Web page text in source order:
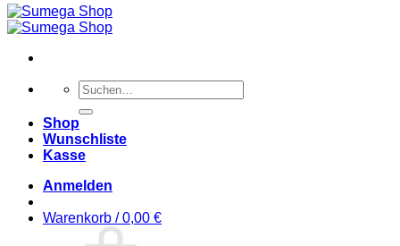
Suchen
nach:
Shop
Wunschliste
Kasse
Anmelden
Warenkorb /0,00 €